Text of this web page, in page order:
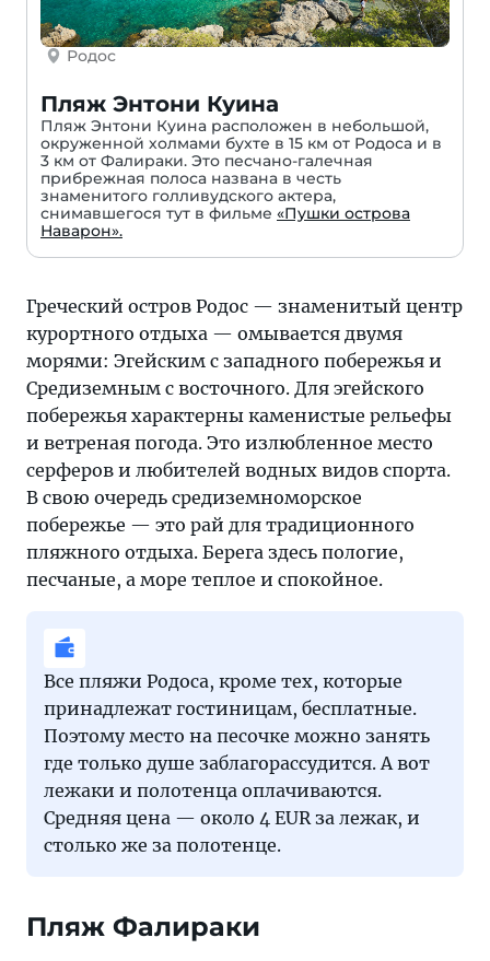
Родос
Пляж Энтони Куина
Пляж Энтони Куина расположен в небольшой,
окруженной холмами бухте в 15 км от Родоса и в
3 км от Фалираки. Это песчано-галечная
прибрежная полоса названа в честь
знаменитого голливудского актера,
снимавшегося тут в фильме «Пушки острова
Наварон».
Греческий остров Родос — знаменитый центр
курортного отдыха — омывается двумя
морями: Эгейским с западного побережья и
Средиземным с восточного. Для эгейского
побережья характерны каменистые рельефы
и ветреная погода. Это излюбленное место
серферов и любителей водных видов спорта.
В свою очередь средиземноморское
побережье — это рай для традиционного
пляжного отдыха. Берега здесь пологие,
песчаные, а море теплое и спокойное.
Все пляжи Родоса, кроме тех, которые
принадлежат гостиницам, бесплатные.
Поэтому место на песочке можно занять
где только душе заблагорассудится. А вот
лежаки и полотенца оплачиваются.
Средняя цена — около 4 EUR за лежак, и
столько же за полотенце.
Пляж Фалираки